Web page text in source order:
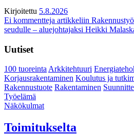
Kirjoitettu 5.8.2026
Ei kommentteja artikkeliin
seudulle – aluejohtajaksi Heikki
Uutiset
100 tuoreintaArkkitehtuuri
Korjausrakentaminen Koulutus ja
Rakennustuote Rakentaminen
Työelämä
Näkökulmat
Toimitukselta